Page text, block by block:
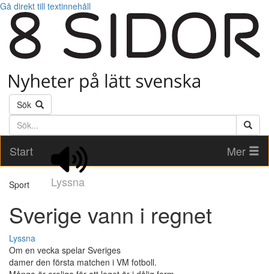
Gå direkt till textinnehåll
Sök
Söktext
Start
Lyssna
Mer
Sport
Sverige vann i regnet
Lyssna
Om en vecka spelar Sveriges
damer den första matchen i VM fotboll.